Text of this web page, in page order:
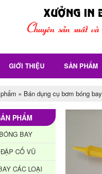
GIỚI THIỆU SẢN PHẨM
» Bán dụng cụ bơm bóng bay
PHẨM
BAY
CỔ VŨ
CÁC LOẠI